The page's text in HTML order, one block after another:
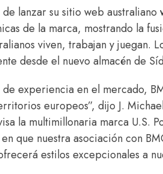
de lanzar su sitio web australiano
de la marca, mostrando la
viven, trabajan y juegan.
desde el nuevo almacén de
de experiencia en el mercado,
europeos”, dijo J.
la multimillonaria marca U.S.
que nuestra asociación con
estilos excepcionales a